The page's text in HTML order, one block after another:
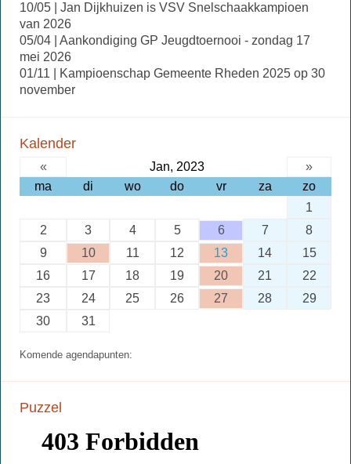
10/05 | Jan Dijkhuizen is VSV Snelschaakkampioen
van 2026
05/04 | Aankondiging GP Jeugdtoernooi - zondag 17
mei 2026
01/11 | Kampioenschap Gemeente Rheden 2025 op 30
november
Kalender
« Jan, 2023
»
ma
di wo do vr za
zo
1
2
3 4 5 6 7
8
9
10 11 12 13 14
15
16
17 18 19 20 21
22
23
24 25 26 27 28
29
30
31
Komende agendapunten:
Puzzel